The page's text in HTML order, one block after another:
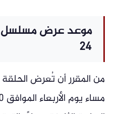
موعد عرض مسلسل
24